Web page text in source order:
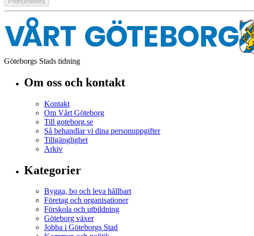
Göteborgs Stads tidning
Om oss och kontakt
Kontakt
Om Vårt Göteborg
Till goteborg.se
Så behandlar vi dina personuppgifter
Tillgänglighet
Arkiv
Kategorier
Bygga, bo och leva hållbart
Företag och organisationer
Förskola och utbildning
Göteborg växer
Jobba i Göteborgs Stad